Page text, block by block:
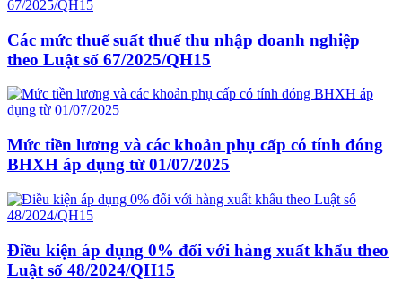
Các mức thuế suất thuế thu nhập doanh nghiệp
theo Luật số 67/2025/QH15
Mức tiền lương và các khoản phụ cấp có tính đóng
BHXH áp dụng từ 01/07/2025
Điều kiện áp dụng 0% đối với hàng xuất khẩu theo
Luật số 48/2024/QH15